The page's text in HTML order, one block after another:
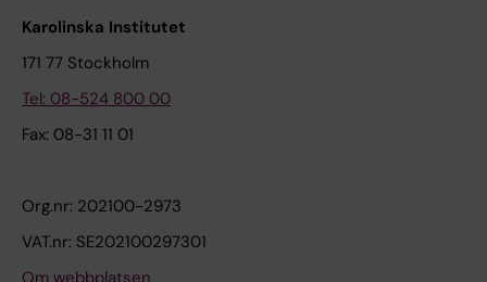
Karolinska Institutet
171 77 Stockholm
Tel: 08-524 800 00
Fax: 08-31 11 01
Org.nr: 202100-2973
VAT.nr: SE202100297301